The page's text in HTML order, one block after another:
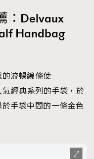
：Delvaux
Handbag
流暢線條使
氣經典系列的手袋，於
手袋中間的一條金色